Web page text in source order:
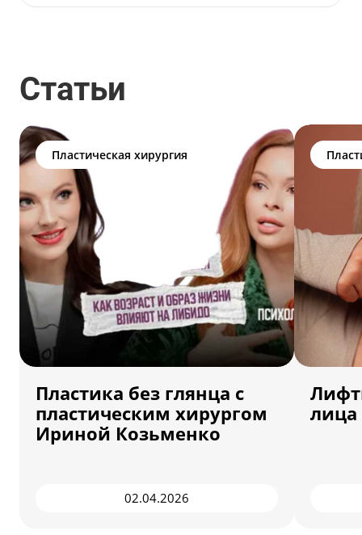
Статьи
Пластическая хирургия
Пластика без глянца с
пластическим хирургом
Ириной Козьменко
02.04.2026
лица